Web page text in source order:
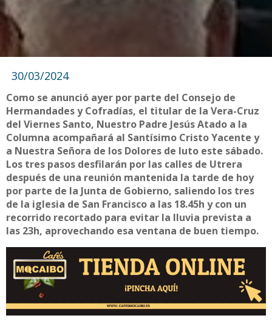
30/03/2024
Como se anunció ayer por parte del Consejo de
Hermandades y Cofradías, el titular de la Vera-Cruz
del Viernes Santo, Nuestro Padre Jesús Atado a la
Columna acompañará al Santísimo Cristo Yacente y
a Nuestra Señora de los Dolores de luto este sábado.
Los tres pasos desfilarán por las calles de Utrera
después de una reunión mantenida la tarde de hoy
por parte de la Junta de Gobierno, saliendo los tres
de la iglesia de San Francisco a las 18.45h y con un
recorrido recortado para evitar la lluvia prevista a
las 23h, aprovechando esa ventana de buen tiempo.